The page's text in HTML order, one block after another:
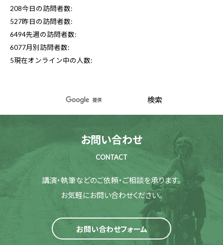
208今日の訪問者数:
527昨日の訪問者数:
6494先週の訪問者数:
6077月別訪問者数:
5現在オンライン中の人数:
お問い合わせ
CONTACT
講演・執筆などのご依頼・ご相談を承ります。
お気軽にお問い合わせください。
お問い合わせフォーム